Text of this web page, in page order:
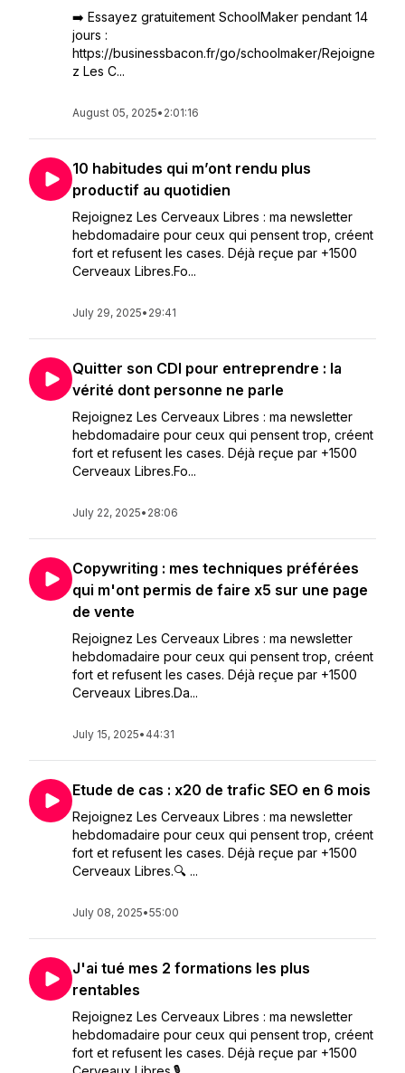
➡️ Essayez gratuitement SchoolMaker pendant 14
jours :
https://businessbacon.fr/go/schoolmaker/Rejoigne
z Les C...
August 05, 2025• 2:01:16
10 habitudes qui m’ont rendu plus
productif au quotidien
Rejoignez Les Cerveaux Libres : ma newsletter
hebdomadaire pour ceux qui pensent trop, créent
fort et refusent les cases. Déjà reçue par +1500
Cerveaux Libres.Fo...
July 29, 2025• 29:41
Quitter son CDI pour entreprendre : la
vérité dont personne ne parle
Rejoignez Les Cerveaux Libres : ma newsletter
hebdomadaire pour ceux qui pensent trop, créent
fort et refusent les cases. Déjà reçue par +1500
Cerveaux Libres.Fo...
July 22, 2025• 28:06
Copywriting : mes techniques préférées
qui m'ont permis de faire x5 sur une page
de vente
Rejoignez Les Cerveaux Libres : ma newsletter
hebdomadaire pour ceux qui pensent trop, créent
fort et refusent les cases. Déjà reçue par +1500
Cerveaux Libres.Da...
July 15, 2025• 44:31
Etude de cas : x20 de trafic SEO en 6 mois
Rejoignez Les Cerveaux Libres : ma newsletter
hebdomadaire pour ceux qui pensent trop, créent
fort et refusent les cases. Déjà reçue par +1500
Cerveaux Libres.🔍 ...
July 08, 2025•55:00
J'ai tué mes 2 formations les plus
rentables
Rejoignez Les Cerveaux Libres : ma newsletter
hebdomadaire pour ceux qui pensent trop, créent
fort et refusent les cases. Déjà reçue par +1500